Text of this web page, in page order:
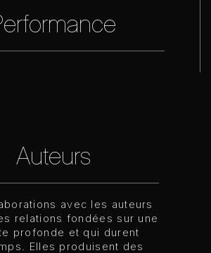
avec les auteurs
fondées sur une
et qui durent
produisent des